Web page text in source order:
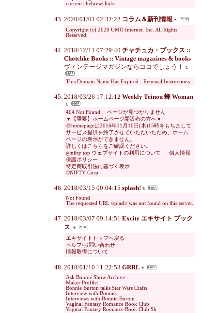
current | hebrew| links
2020/01/01 02:32:22 コラム＆新刊情報
Copyright (c) 2020 GMO Internet, Inc. All Rights
Reserved.
2018/12/11 07:29:40 チャチュカ・ブックス ::
Chotchke Books :: Vintage magazines & books
ヴィンテージマガジンならココでしょう！
This Domain Name Has Expired - Renewal Instructions.
2018/03/26 17:12:12 Weekly Teinou 蜂 Woman
404 Not Found： ページが見つかりません
▼【重要】ホームページ開設者の方へ▼
＠homepageは2016年11月10日(木)15時をもちまして
サービス提供を終了させていただいたため、ホーム
ページの表示ができません。
詳しくはこちらをご確認ください。
@nifty top ウェブサイトの利用について ｜ 個人情報
保護ポリシー
特定商取引法に基づく表示
©NIFTY Corp
2018/03/15 00:04:15 splash!
Not Found
The requested URL /splash/ was not found on this server.
2018/03/07 09:14:51 Excite エキサイト ブック
ス
エキサイトトップへ戻る
ヘルプ/お問い合わせ
情報取得について
2018/01/10 11:22:53 GRRL
Ask Bonnie Show Archive
Maker Profile:
Bonnie Burton talks Star Wars Crafts
Interview with Bonnie:
Interviews with Bonnie Burton
Vaginal Fantasy Romance Book Club:
Vaginal Fantasy Romance Book Club Sh